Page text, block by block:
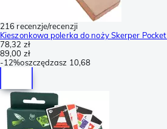
216 recenzje/recenzji
Kieszonkowa polerka do noży Skerper
78,32 zł
89,00 zł
-12%oszczędzasz 10,68